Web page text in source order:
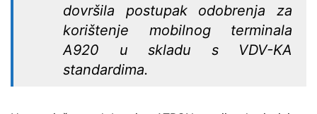
dovršila postupak odobrenja za
korištenje mobilnog terminala
A920 u skladu s VDV-KA
standardima.